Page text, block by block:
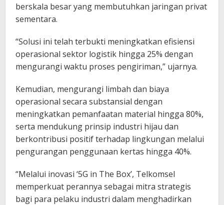
berskala besar yang membutuhkan jaringan privat
sementara.
“Solusi ini telah terbukti meningkatkan efisiensi
operasional sektor logistik hingga 25% dengan
mengurangi waktu proses pengiriman,” ujarnya.
Kemudian, mengurangi limbah dan biaya
operasional secara substansial dengan
meningkatkan pemanfaatan material hingga 80%,
serta mendukung prinsip industri hijau dan
berkontribusi positif terhadap lingkungan melalui
pengurangan penggunaan kertas hingga 40%.
“Melalui inovasi ‘5G in The Box’, Telkomsel
memperkuat perannya sebagai mitra strategis
bagi para pelaku industri dalam menghadirkan